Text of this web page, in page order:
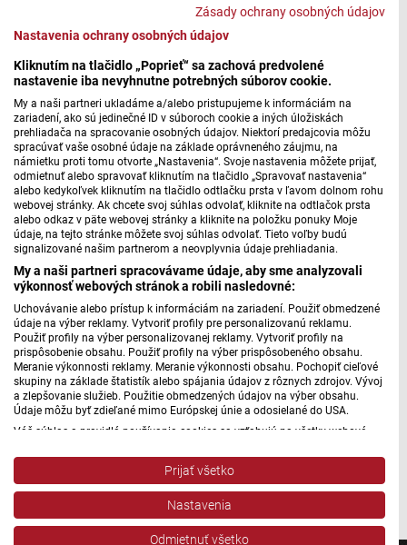
Zásady ochrany osobných údajov
Nastavenia ochrany osobných údajov
Kliknutím na tlačidlo „Poprieť“ sa zachová predvolené
nastavenie iba nevyhnutne potrebných súborov cookie.
My a naši partneri ukladáme a/alebo pristupujeme k informáciám na
zariadení, ako sú jedinečné ID v súboroch cookie a iných úložiskách
prehliadača na spracovanie osobných údajov. Niektorí predajcovia môžu
spracúvať vaše osobné údaje na základe oprávneného záujmu, na
námietku proti tomu otvorte „Nastavenia“. Svoje nastavenia môžete prijať,
odmietnuť alebo spravovať kliknutím na tlačidlo „Spravovať nastavenia“
alebo kedykoľvek kliknutím na tlačidlo odtlačku prsta v ľavom dolnom rohu
webovej stránky. Ak chcete svoj súhlas odvolať, kliknite na odtlačok prsta
alebo odkaz v päte webovej stránky a kliknite na položku ponuky Moje
údaje, na tejto stránke môžete svoj súhlas odvolať. Tieto voľby budú
signalizované našim partnerom a neovplyvnia údaje prehliadania.
My a naši partneri spracovávame údaje, aby sme analyzovali
výkonnosť webových stránok a robili nasledovné:
Uchovávanie alebo prístup k informáciám na zariadení. Použiť obmedzené
údaje na výber reklamy. Vytvoriť profily pre personalizovanú reklamu.
Použiť profily na výber personalizovanej reklamy. Vytvoriť profily na
prispôsobenie obsahu. Použiť profily na výber prispôsobeného obsahu.
Meranie výkonnosti reklamy. Meranie výkonnosti obsahu. Pochopiť cieľové
skupiny na základe štatistík alebo spájania údajov z rôznych zdrojov. Vývoj
a zlepšovanie služieb. Použitie obmedzených údajov na výber obsahu.
Údaje môžu byť zdieľané mimo Európskej únie a odosielané do USA.
Váš súhlas a pravidlá používania cookies sa vzťahujú na všetky webové
Stred, Rádio Regina Západ, Rádio Patria, Rádio Devín, RTVS, Hudobné
pozdravy, Rádio Slovensko, RSI Francais, RSI English, RSI Slovensky, Rádio
Junior, RSI, Rádio Regina Východ, Rádio_FM, RSI Espanol, NEV.
Zobraziť zoznam partnerov (1 predajcovia IAB)
Vaše údaje používame na nasledujúce účely:
Prijať všetko
Nastavenia
Odmietnuť všetko
Stolný tenis si zahrala aj naša známa paralympionička
Alena Kánová. Za všetky výpočty jeden jej sumár:
zúčastnila sa na šiestich paralympijských hrách. Z piatich
letných si priniesla vždy medailu a v roku 2014 sa
zúčastnila na zimných paralympijských hrách v Soči v
disciplíne curling. S bilanciou jednej zlatej, dvoch
strieborných a dvoch bronzových medailí patrí k
najúspešnejším zdravotne postihnutým športovcom.
Martinovi Jurčovi povedala Alena Kánová aj o tom, ako s
týmto športom začínala.
Pre parkinsonikov je dôležitým športom stolný tenis II.
Máte problém s prehrávaním?Nahláste nám chybuv prehrávači.
Napriek všetkému je Alena Kánová stále plná optimizmu a
pozitívneho myslenia. Pre nás, ktorí nehráme stolný tenis,
môže byť aspoň povzbudením, že ani v ťažkých chvíľach
Autor: Martin Jurčo